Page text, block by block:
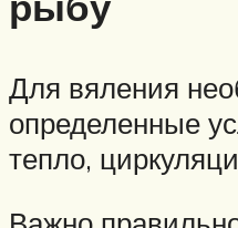
Для вяления
определенные
тепло,